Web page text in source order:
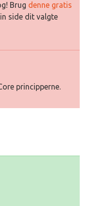
Brug denne gratis
side dit valgte
principperne.